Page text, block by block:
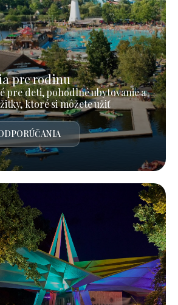
pre rodinu
pre deti, pohodlné ubytovanie a
ktoré si môžete užiť